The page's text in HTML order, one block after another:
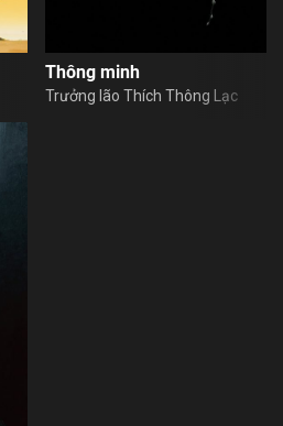
Thông minh
Trưởng lão Thích Thông Lạc